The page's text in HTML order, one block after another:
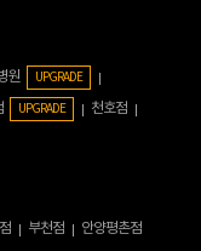
원 UPGRADE
UPGRADE
천호점
부천점 안양평촌점